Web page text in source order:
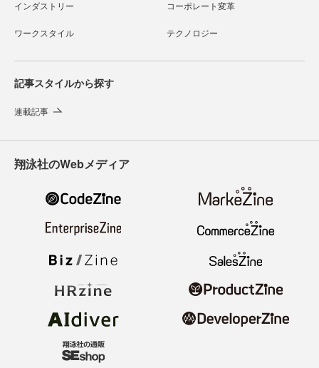
インダストリー コーポレート変革
ワークスタイル テクノロジー
記事スタイルから探す
連載記事
翔泳社のWebメディア